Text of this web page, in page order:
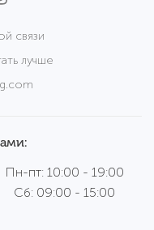
связи
лучше
Пн-пт: 10:00 - 19:00
Сб: 09:00 - 15:00